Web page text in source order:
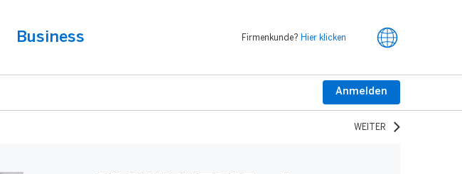
Business Firmenkunde? Hier klicken
Anmelden
WEITER